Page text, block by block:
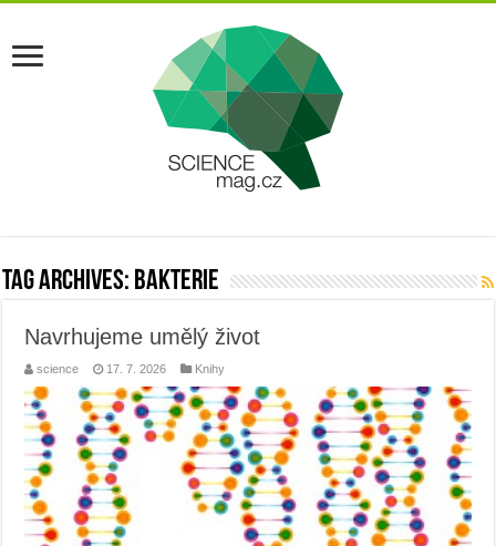
Tag Archives: bakterie
Navrhujeme umělý život
science 17. 7. 2026 Knihy